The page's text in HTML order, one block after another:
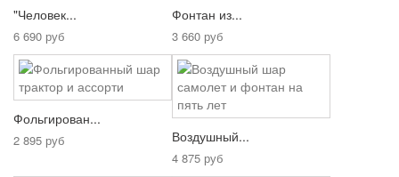
"Человек...
6 690 руб
Фонтан из...
3 660 руб
Фольгирован...
2 895 руб Воздушный...
4 875 руб